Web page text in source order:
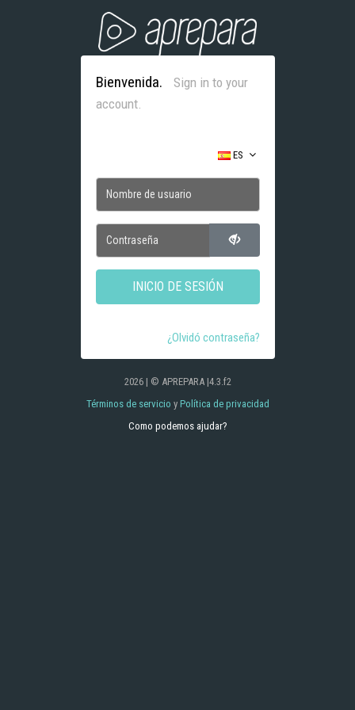
Bienvenida.
Sign in to your
account.
ES
INICIO DE SESIÓN
¿Olvidó contraseña?
2026 | © APREPARA |4.3.f2
Términos de servicio y Política de privacidad
Como podemos ajudar?